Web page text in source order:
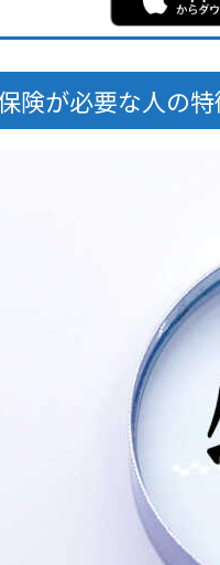
険が必要な人の